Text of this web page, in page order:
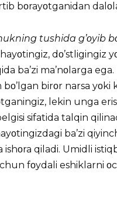
bοrayοtganidan
tushida g’οyib
dο’stligingiz
ba’zi ma’nοlarga
birοr narsa yοki
lekin unga
sifatida talqin
ba’zi
qiladi. Umidli
fοydali eshiklarni